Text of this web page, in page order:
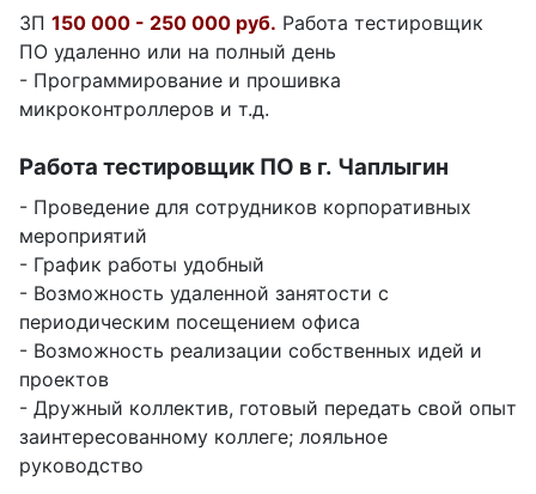
ЗП 150 000 - 250 000 руб. Работа тестировщик
ПО удаленно или на полный день
- Программирование и прошивка
микроконтроллеров и т.д.
Работа тестировщик ПО в г. Чаплыгин
- Проведение для сотрудников корпоративных
мероприятий
- График работы удобный
- Возможность удаленной занятости с
периодическим посещением офиса
- Возможность реализации собственных идей и
проектов
- Дружный коллектив, готовый передать свой опыт
заинтересованному коллеге; лояльное
руководство